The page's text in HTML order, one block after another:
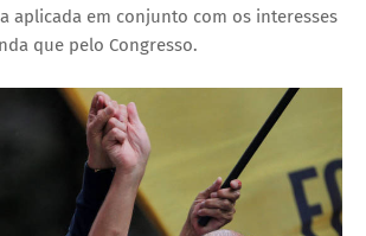
aplicada em conjunto com os interesses
que pelo Congresso.